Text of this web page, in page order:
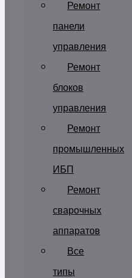
Ремонт
панели
управления
Ремонт
блоков
управления
Ремонт
промышленных
ИБП
Ремонт
сварочных
аппаратов
Все
типы